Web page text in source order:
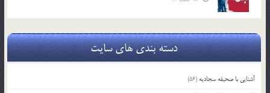
دسته بندی های سایت
آشنایی با صحیفه سجادیه (56)